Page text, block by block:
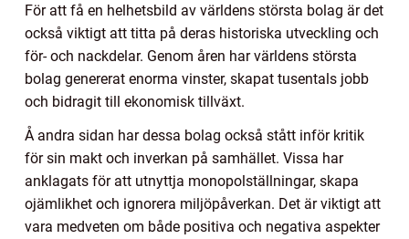
För att få en helhetsbild av världens största bolag är det
också viktigt att titta på deras historiska utveckling och
för- och nackdelar. Genom åren har världens största
bolag genererat enorma vinster, skapat tusentals jobb
och bidragit till ekonomisk tillväxt.
Å andra sidan har dessa bolag också stått inför kritik
för sin makt och inverkan på samhället. Vissa har
anklagats för att utnyttja monopolställningar, skapa
ojämlikhet och ignorera miljöpåverkan. Det är viktigt att
vara medveten om både positiva och negativa aspekter